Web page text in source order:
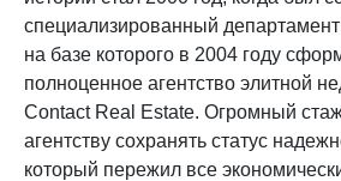
специализированный
на базе которого в 2004 году
полноценное агентство элитной
Contact Real Estate. Огромный
агентству сохранять статус
который пережил все